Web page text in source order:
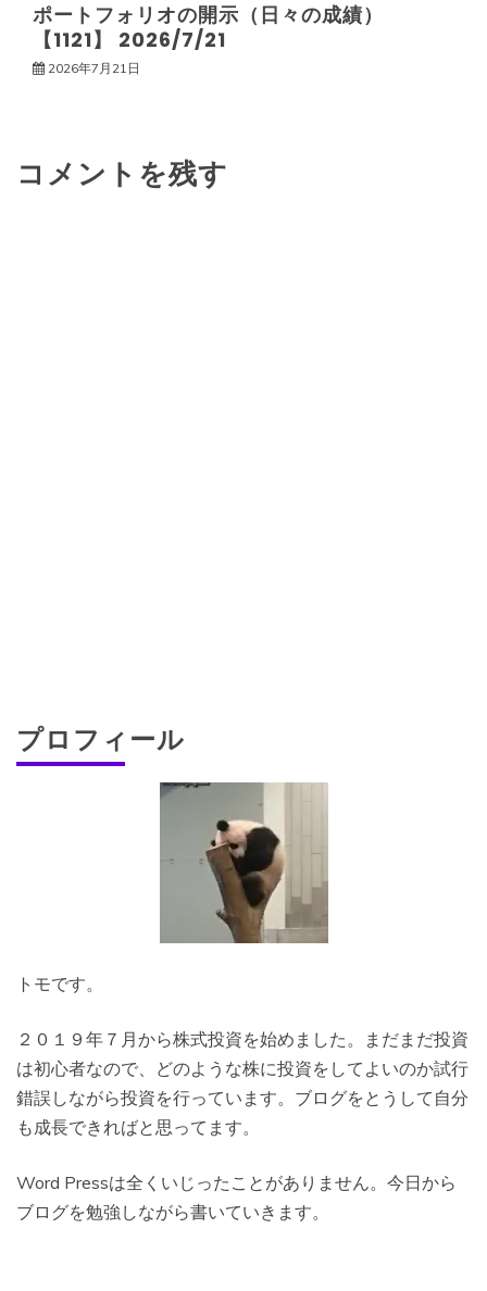
ポートフォリオの開示（日々の成績）
【1121】 2026/7/21
2026年7月21日
コメントを残す
プロフィール
トモです。
２０１９年７月から株式投資を始めました。まだまだ投資
は初心者なので、どのような株に投資をしてよいのか試行
錯誤しながら投資を行っています。ブログをとうして自分
も成長できればと思ってます。
Word Pressは全くいじったことがありません。今日から
ブログを勉強しながら書いていきます。